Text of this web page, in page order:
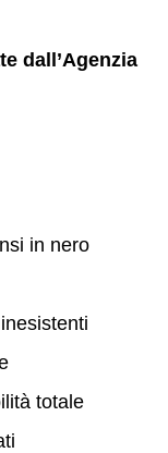
dall’Agenzia
in nero
totale